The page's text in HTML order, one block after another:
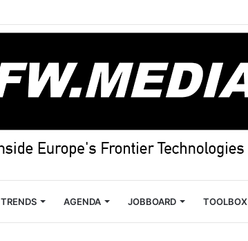
TRENDS AGENDA JOBBOARD TOOLBOX